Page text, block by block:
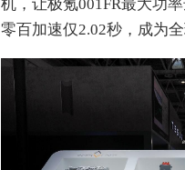
机，让极氪001FR最大功
零百加速仅2.02秒，成为